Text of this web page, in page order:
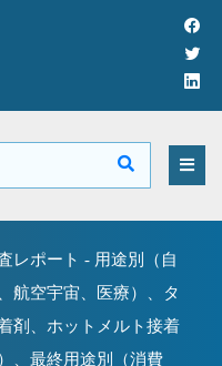
レポート - 用途別（自
航空宇宙、医療）、タ
剤、ホットメルト接着
、最終用途別（消費